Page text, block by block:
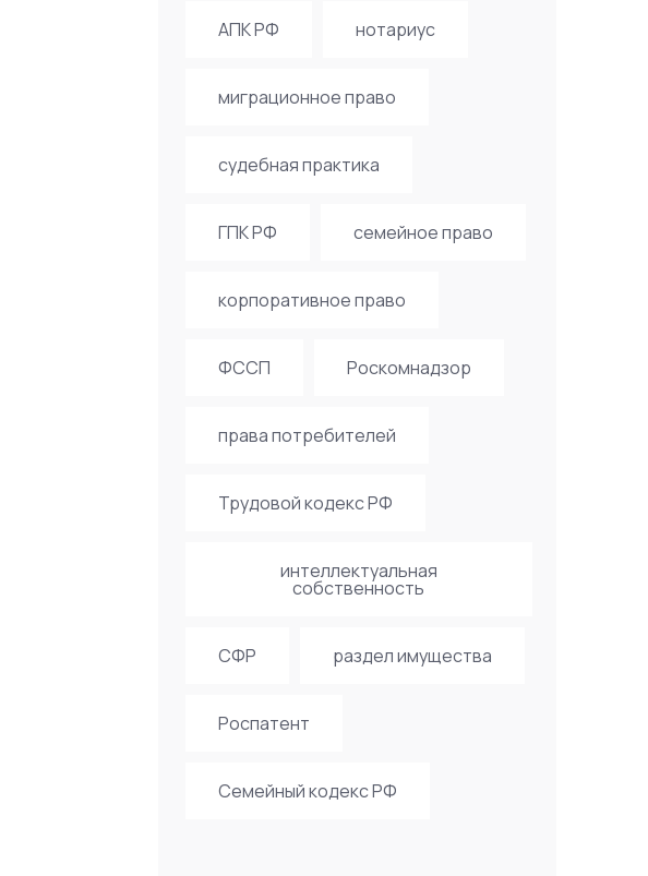
АПК РФ нотариус
миграционное право
судебная практика
ГПК РФ семейное право
корпоративное право
ФССП Роскомнадзор
права потребителей
Трудовой кодекс РФ
интеллектуальная
собственность
СФР раздел имущества
Роспатент
Семейный кодекс РФ